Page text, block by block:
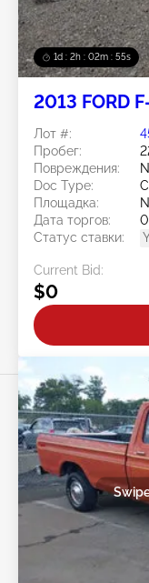
1d : 2h : 02m : 52s
2013 FORD
Лот #:
Пробег:
Повреждения:
Doc Type:
Площадка:
Дата торгов:
Статус ставки:
Current Bid:
$0